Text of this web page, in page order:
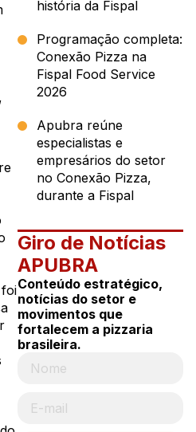
história da Fispal
Programação completa:
Conexão Pizza na
Fispal Food Service
2026
Apubra reúne
especialistas e
empresários do setor
no Conexão Pizza,
durante a Fispal
Giro de Notícias
APUBRA
Conteúdo estratégico,
notícias do setor e
movimentos que
fortalecem a pizzaria
brasileira.